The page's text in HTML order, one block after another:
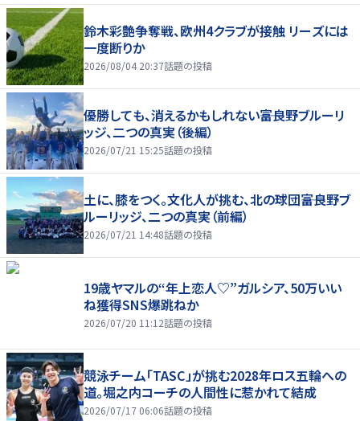
鈴木彩艶争奪戦、欧州4クラブが接触 リーズには
一度断りか
2026/08/04 20:37話題の投稿
優勝しても、消えるかもしれない――富良野ブルーリ
ッジ、二つの真実（後編）
2026/07/21 15:25話題の投稿
土に、膝をつく。文化人が挑む、北の球団――富良野ブ
ルーリッジ、二つの真実（前編）
2026/07/21 14:48話題の投稿
19歳ヤマルの“年上恋人♡”ガルシア、50万いい
ね獲得SNS爆跳ねか
2026/07/20 11:12話題の投稿
競泳チーム「TASC」が挑む2028年ロス五輪への
道。堀之内コーチの人間性に惹かれて結成
2026/07/17 06:06話題の投稿